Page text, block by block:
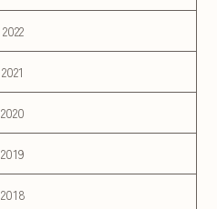
2022
2021
2020
2019
2018